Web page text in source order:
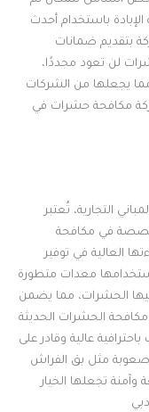
باستخدام أحدث
بتقديم ضمانات
لن تعود مجددًا،
يجعلها من الشركات
مكافحة حشرات في
التجارية، تُعتبر
في مكافحة
العالية في توفير
معدات متطورة
فيها الحشرات، مما يضمن
مكافحة الحشرات الحديثة
عالية وقادر على
صعوبة مثل بق الفراش
تجعلها الخيار